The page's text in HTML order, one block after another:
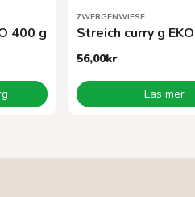
400 g
ZWERGENWIESE
Streich curry g EKO
56,00kr
Läs mer